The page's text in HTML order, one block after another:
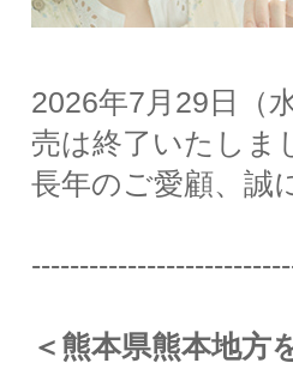
2026年7月29日（
売は終了いたしま
長年のご愛顧、誠
＜熊本県熊本地方